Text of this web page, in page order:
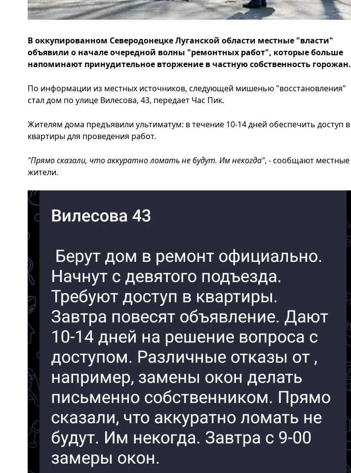
В оккупированном Северодонецке Луганской области местные "власти"
объявили о начале очередной волны "ремонтных работ", которые больше
напоминают принудительное вторжение в частную собственность горожан.
По информации из местных источников, следующей мишенью "восстановления"
стал дом по улице Вилесова, 43, передает Час Пик.
Жителям дома предъявили ультиматум: в течение 10-14 дней обеспечить доступ в
квартиры для проведения работ.
"Прямо сказали, что аккуратно ломать не будут. Им некогда", - сообщают местные
жители.